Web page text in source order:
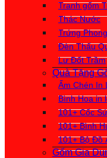
Tranh gốm
Thác Nước
Trứng
Đèn Thấu
Lư Đốt Trầm
Quà Tặng
Ấm Chén In
Bình Hoa in
101+ Cốc
101+ Bình
101+ Bộ Đồ
Gốm Gia